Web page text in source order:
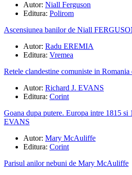
Autor: Niall Ferguson
Editura: Polirom
Ascensiunea banilor de Niall
Autor: Radu EREMIA
Editura: Vremea
Retele clandestine comuniste in
Autor: Richard J. EVANS
Editura: Corint
Goana dupa putere. Europa intre 1815 si
EVANS
Autor: Mary McAuliffe
Editura: Corint
Parisul anilor nebuni de Mary McAuliffe